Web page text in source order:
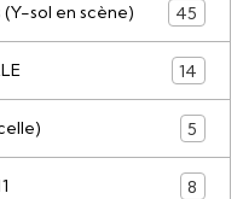
(Y-sol en scène) 45
14
5
8